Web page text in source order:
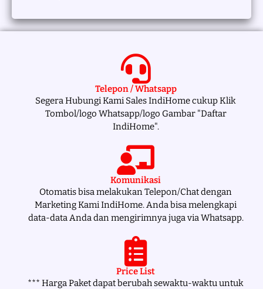
Telepon / Whatsapp
Segera Hubungi Kami Sales IndiHome cukup Klik
Tombol/logo Whatsapp/logo Gambar "Daftar
IndiHome".
Komunikasi
Otomatis bisa melakukan Telepon/Chat dengan
Marketing Kami IndiHome. Anda bisa melengkapi
data-data Anda dan mengirimnya juga via Whatsapp.
Price List
*** Harga Paket dapat berubah sewaktu-waktu untuk